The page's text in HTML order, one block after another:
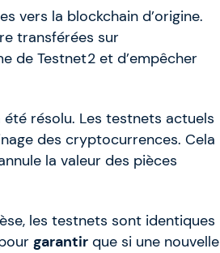
vers la blockchain d’origine.
transférées sur
de Testnet2 et d’empêcher
résolu. Les testnets actuels
des cryptocurrences. Cela
la valeur des pièces
les testnets sont identiques
garantir que si une nouvelle